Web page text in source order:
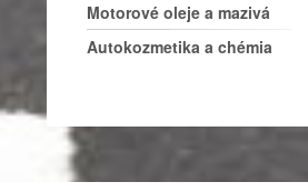
Motorové oleje a mazivá
Autokozmetika a chémia